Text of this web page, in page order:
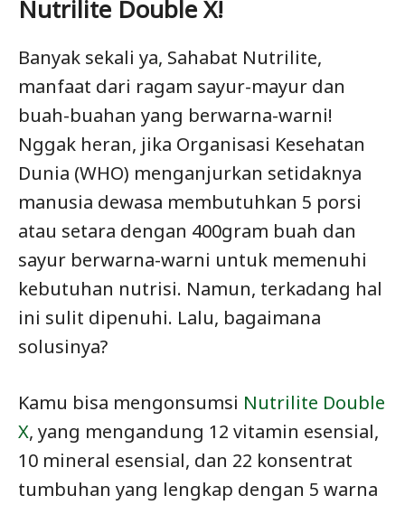
Nutrilite Double X!
Banyak sekali ya, Sahabat Nutrilite,
manfaat dari ragam sayur-mayur dan
buah-buahan yang berwarna-warni!
Nggak heran, jika Organisasi Kesehatan
Dunia (WHO) menganjurkan setidaknya
manusia dewasa membutuhkan 5 porsi
atau setara dengan 400gram buah dan
sayur berwarna-warni untuk memenuhi
kebutuhan nutrisi. Namun, terkadang hal
ini sulit dipenuhi. Lalu, bagaimana
solusinya?
Kamu bisa mengonsumsi Nutrilite Double
X, yang mengandung 12 vitamin esensial,
10 mineral esensial, dan 22 konsentrat
tumbuhan yang lengkap dengan 5 warna